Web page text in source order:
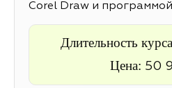
Corel Draw и
Длительность
Цена: 50